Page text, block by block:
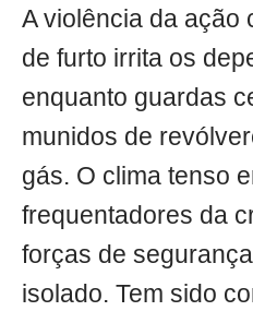
A violência da ação
de furto irrita os
enquanto guardas
munidos de
gás. O clima tenso
frequentadores da
forças de
isolado. Tem sido